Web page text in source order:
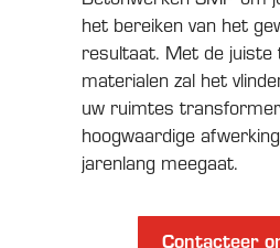
het bereiken van het
resultaat. Met de juiste
materialen zal het
uw ruimtes
hoogwaardige
jarenlang meegaat.
Contacteer